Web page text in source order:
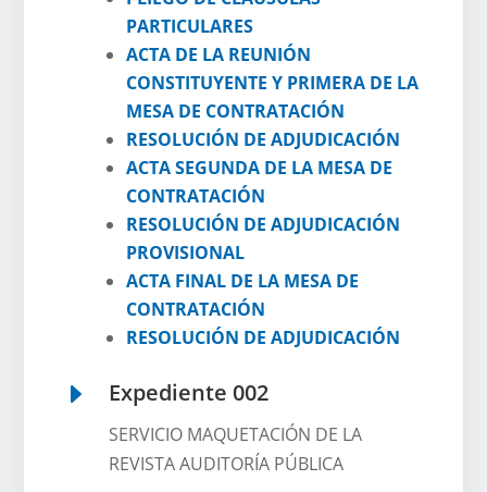
PARTICULARES
ACTA DE LA REUNIÓN
CONSTITUYENTE Y PRIMERA DE LA
MESA DE CONTRATACIÓN
RESOLUCIÓN DE ADJUDICACIÓN
ACTA SEGUNDA DE LA MESA DE
CONTRATACIÓN
RESOLUCIÓN DE ADJUDICACIÓN
PROVISIONAL
ACTA FINAL DE LA MESA DE
CONTRATACIÓN
RESOLUCIÓN DE ADJUDICACIÓN
E Expediente 002
SERVICIO MAQUETACIÓN DE LA
REVISTA AUDITORÍA PÚBLICA